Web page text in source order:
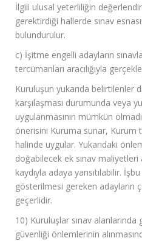
İlgili ulusal yeterliliğin
gerektirdiği hallerde sınav
bulundurulur.
c) İşitme engelli adayların
tercümanları aracılığıyla
Kuruluşun yukarıda belirtilenler
karşılaşması durumunda veya
uygulanmasının mümkün
önerisini Kuruma sunar, Kurum
halinde uygular. Yukarıdaki
doğabilecek ek sınav
kaydıyla adaya yansıtılabilir.
gösterilmesi gereken adayların
geçerlidir.
10) Kuruluşlar sınav alanlarında
güvenliği önlemlerinin